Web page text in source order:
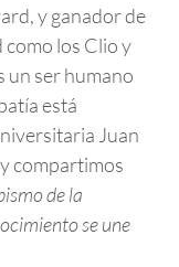
y ganador de
los Clio y
un ser humano
está
Juan
compartimos
de la
se une